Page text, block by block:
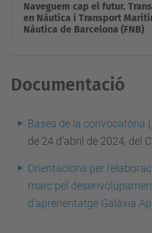
Naveguem cap el futur.
en Nàutica i Transport
Nàutica de Barcelona (FNB)
Documentació
Bases de la convocatòria
de 24 d’abril de 2024, del
Orientacions per
marc pel
d’aprenentatge Galàxia